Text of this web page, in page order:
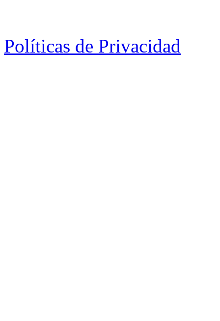
Políticas de Privacidad